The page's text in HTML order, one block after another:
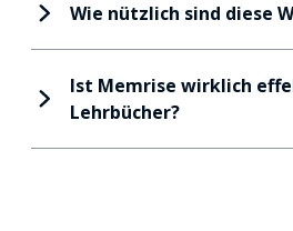
Wie nützlich sind diese
Ist Memrise wirklich
Lehrbücher?